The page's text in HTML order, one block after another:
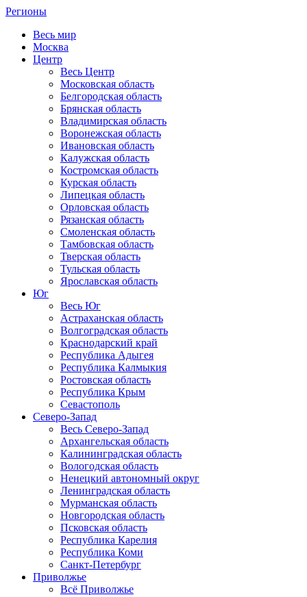
Регионы
Весь мир
Москва
Центр
Весь Центр
Московская область
Белгородская область
Брянская область
Владимирская область
Воронежская область
Ивановская область
Калужская область
Костромская область
Курская область
Липецкая область
Орловская область
Рязанская область
Смоленская область
Тамбовская область
Тверская область
Тульская область
Ярославская область
Юг
Весь Юг
Астраханская область
Волгоградская область
Краснодарский край
Республика Адыгея
Республика Калмыкия
Ростовская область
Республика Крым
Севастополь
Северо-Запад
Весь Северо-Запад
Архангельская область
Калининградская область
Вологодская область
Ненецкий автономный округ
Ленинградская область
Мурманская область
Новгородская область
Псковская область
Республика Карелия
Республика Коми
Санкт-Петербург
Приволжье
Всё Приволжье